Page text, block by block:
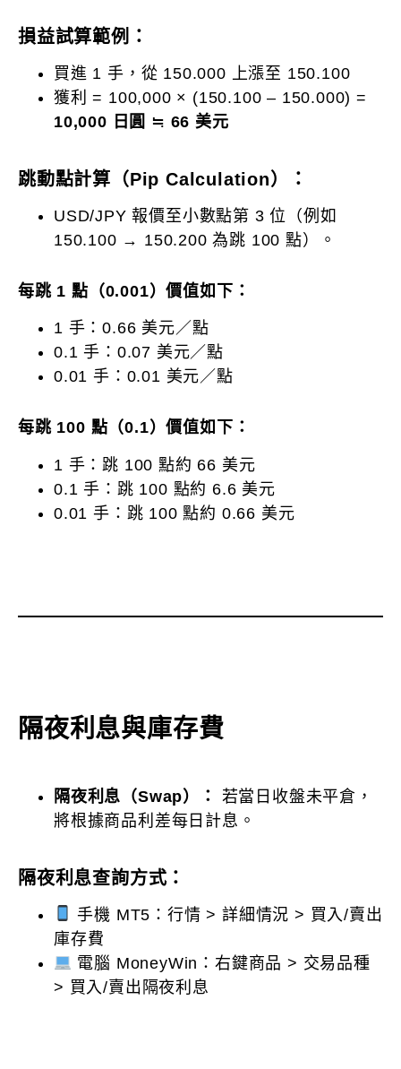
損益試算範例：
買進 1 手，從 150.000 上漲至 150.100
獲利 = 100,000 × (150.100 – 150.000) =
10,000 日圓 ≒ 66 美元
跳動點計算（Pip Calculation）：
USD/JPY 報價至小數點第 3 位（例如
150.100 → 150.200 為跳 100 點）。
每跳 1 點（0.001）價值如下：
1 手：0.66 美元／點
0.1 手：0.07 美元／點
0.01 手：0.01 美元／點
每跳 100 點（0.1）價值如下：
1 手：跳 100 點約 66 美元
0.1 手：跳 100 點約 6.6 美元
0.01 手：跳 100 點約 0.66 美元
隔夜利息與庫存費
隔夜利息（Swap）：
若當日收盤未平倉，
將根據商品利差每日計息。
隔夜利息查詢方式：
手機 MT5：行情 > 詳細情況 > 買入/賣出
庫存費
電腦 MoneyWin：右鍵商品 > 交易品種
> 買入/賣出隔夜利息